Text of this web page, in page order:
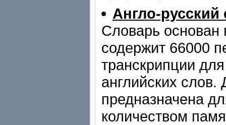
Англо-
Словарь
содержит 66000
транскрипции
английских слов.
предназначена
количеством